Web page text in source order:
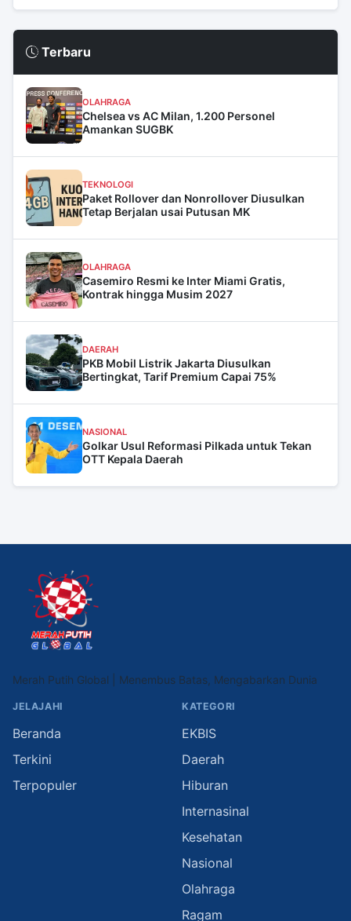
Terbaru
OLAHRAGA
Chelsea vs AC Milan, 1.200 Personel
Amankan SUGBK
TEKNOLOGI
Paket Rollover dan Nonrollover Diusulkan
Tetap Berjalan usai Putusan MK
OLAHRAGA
Casemiro Resmi ke Inter Miami Gratis,
Kontrak hingga Musim 2027
DAERAH
PKB Mobil Listrik Jakarta Diusulkan
Bertingkat, Tarif Premium Capai 75%
NASIONAL
Golkar Usul Reformasi Pilkada untuk Tekan
OTT Kepala Daerah
Merah Putih Global | Menembus Batas, Mengabarkan Dunia
JELAJAHI
Beranda
Terkini
Terpopuler
KATEGORI
EKBIS
Daerah
Hiburan
Internasinal
Kesehatan
Nasional
Olahraga
Ragam